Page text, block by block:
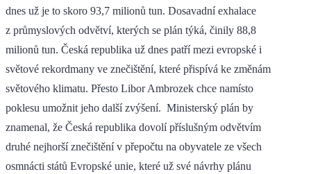
dnes už je to skoro 93,7 milionů tun. Dosavadní exhalace
z průmyslových odvětví, kterých se plán týká, činily 88,8
milionů tun. Česká republika už dnes patří mezi evropské i
světové rekordmany ve znečištění, které přispívá ke změnám
světového klimatu. Přesto Libor Ambrozek chce namísto
poklesu umožnit jeho další zvýšení. Ministerský plán by
znamenal, že Česká republika dovolí příslušným odvětvím
druhé nejhorší znečištění v přepočtu na obyvatele ze všech
osmnácti států Evropské unie, které už své návrhy plánu